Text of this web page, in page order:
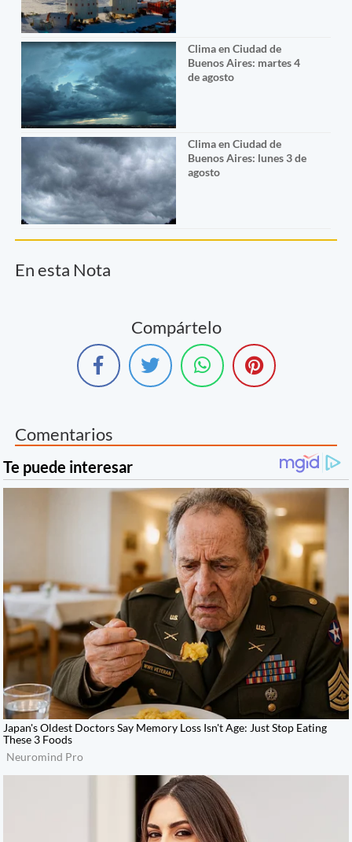
Clima en Ciudad de
Buenos Aires: martes 4
de agosto
Clima en Ciudad de
Buenos Aires: lunes 3 de
agosto
En esta Nota
Compártelo
Comentarios